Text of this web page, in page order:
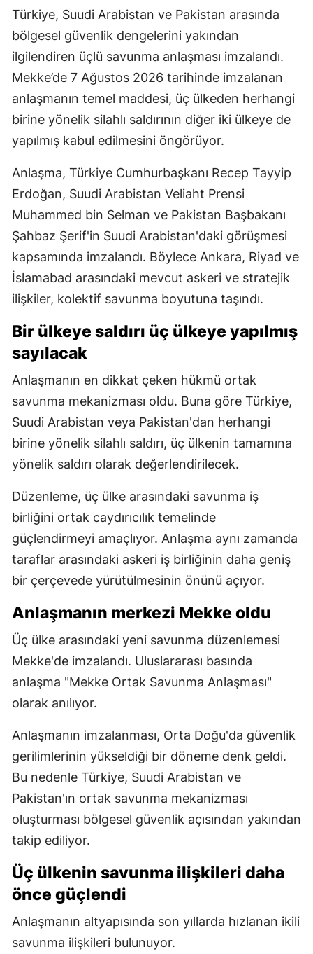
Türkiye, Suudi Arabistan ve Pakistan arasında
bölgesel güvenlik dengelerini yakından
ilgilendiren üçlü savunma anlaşması imzalandı.
Mekke’de 7 Ağustos 2026 tarihinde imzalanan
anlaşmanın temel maddesi, üç ülkeden herhangi
birine yönelik silahlı saldırının diğer iki ülkeye de
yapılmış kabul edilmesini öngörüyor.
Anlaşma, Türkiye Cumhurbaşkanı Recep Tayyip
Erdoğan, Suudi Arabistan Veliaht Prensi
Muhammed bin Selman ve Pakistan Başbakanı
Şahbaz Şerif'in Suudi Arabistan'daki görüşmesi
kapsamında imzalandı. Böylece Ankara, Riyad ve
İslamabad arasındaki mevcut askeri ve stratejik
ilişkiler, kolektif savunma boyutuna taşındı.
Bir ülkeye saldırı üç ülkeye yapılmış
sayılacak
Anlaşmanın en dikkat çeken hükmü ortak
savunma mekanizması oldu. Buna göre Türkiye,
Suudi Arabistan veya Pakistan'dan herhangi
birine yönelik silahlı saldırı, üç ülkenin tamamına
yönelik saldırı olarak değerlendirilecek.
Düzenleme, üç ülke arasındaki savunma iş
birliğini ortak caydırıcılık temelinde
güçlendirmeyi amaçlıyor. Anlaşma aynı zamanda
taraflar arasındaki askeri iş birliğinin daha geniş
bir çerçevede yürütülmesinin önünü açıyor.
Anlaşmanın merkezi Mekke oldu
Üç ülke arasındaki yeni savunma düzenlemesi
Mekke'de imzalandı. Uluslararası basında
anlaşma "Mekke Ortak Savunma Anlaşması"
olarak anılıyor.
Anlaşmanın imzalanması, Orta Doğu'da güvenlik
gerilimlerinin yükseldiği bir döneme denk geldi.
Bu nedenle Türkiye, Suudi Arabistan ve
Pakistan'ın ortak savunma mekanizması
oluşturması bölgesel güvenlik açısından yakından
takip ediliyor.
Üç ülkenin savunma ilişkileri daha
önce güçlendi
Anlaşmanın altyapısında son yıllarda hızlanan ikili
savunma ilişkileri bulunuyor.